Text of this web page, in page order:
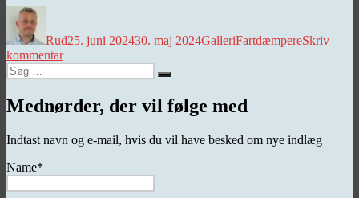
Rud25. juni 202430. maj 2024GalleriFartdæmpereSkriv
kommentartil
Når
fartdæmperne
ankommer
i
Søg
efter:
Søg
Mednørder, der vil følge med
Indtast navn og e-mail, hvis du vil have besked om nye indlæg
Name*